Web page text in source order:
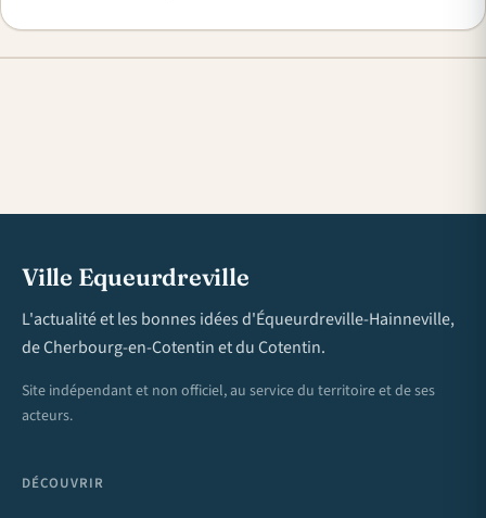
Ville Equeurdreville
L'actualité et les bonnes idées d'Équeurdreville-Hainneville,
de Cherbourg-en-Cotentin et du Cotentin.
Site indépendant et non officiel, au service du territoire et de ses
acteurs.
DÉCOUVRIR